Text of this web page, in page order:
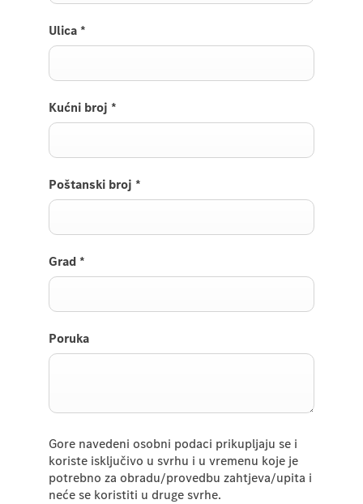
Ulica *
Kućni broj *
Poštanski broj *
Grad *
Poruka
Gore navedeni osobni podaci prikupljaju se i
koriste isključivo u svrhu i u vremenu koje je
potrebno za obradu/provedbu zahtjeva/upita i
neće se koristiti u druge svrhe.